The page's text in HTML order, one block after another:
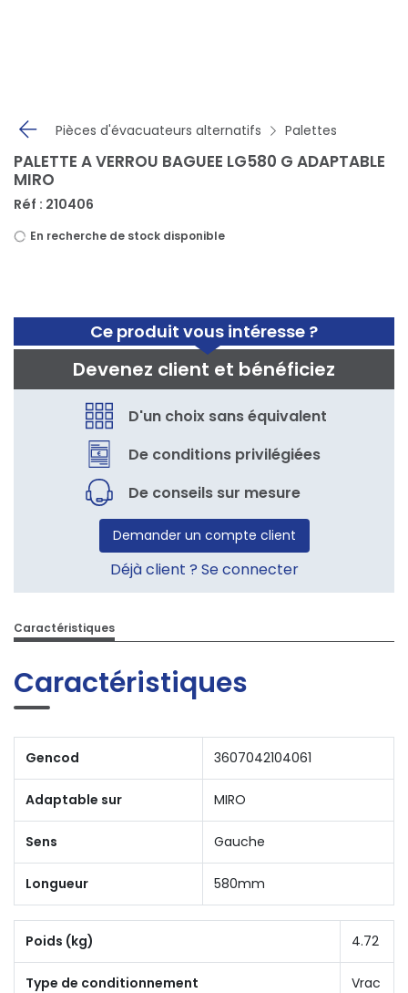
Pièces d'évacuateurs alternatifs Palettes
Ce produit vous intéresse ?
Devenez client et bénéficiez
D'un choix sans équivalent
De conditions privilégiées
De conseils sur mesure
Demander un compte client
Déjà client ? Se connecter
PALETTE A VERROU BAGUEE LG580 G ADAPTABLE
MIRO
Réf : 210406
En recherche de stock disponible
Caractéristiques
Caractéristiques
Gencod 3607042104061
Adaptable sur MIRO
Sens Gauche
Longueur 580mm
Poids (kg) 4.72
Type de conditionnement Vrac